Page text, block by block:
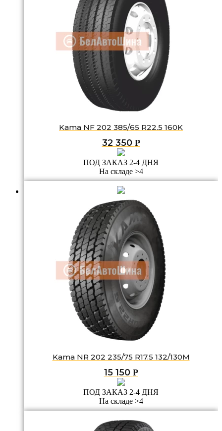
Kama NF 202 385/65 R22.5 160K
32 350 Р
ПОД ЗАКАЗ 2-4 ДНЯ
На складе >4
Kama NR 202 235/75 R17.5 132/130M
15 150 Р
ПОД ЗАКАЗ 2-4 ДНЯ
На складе >4